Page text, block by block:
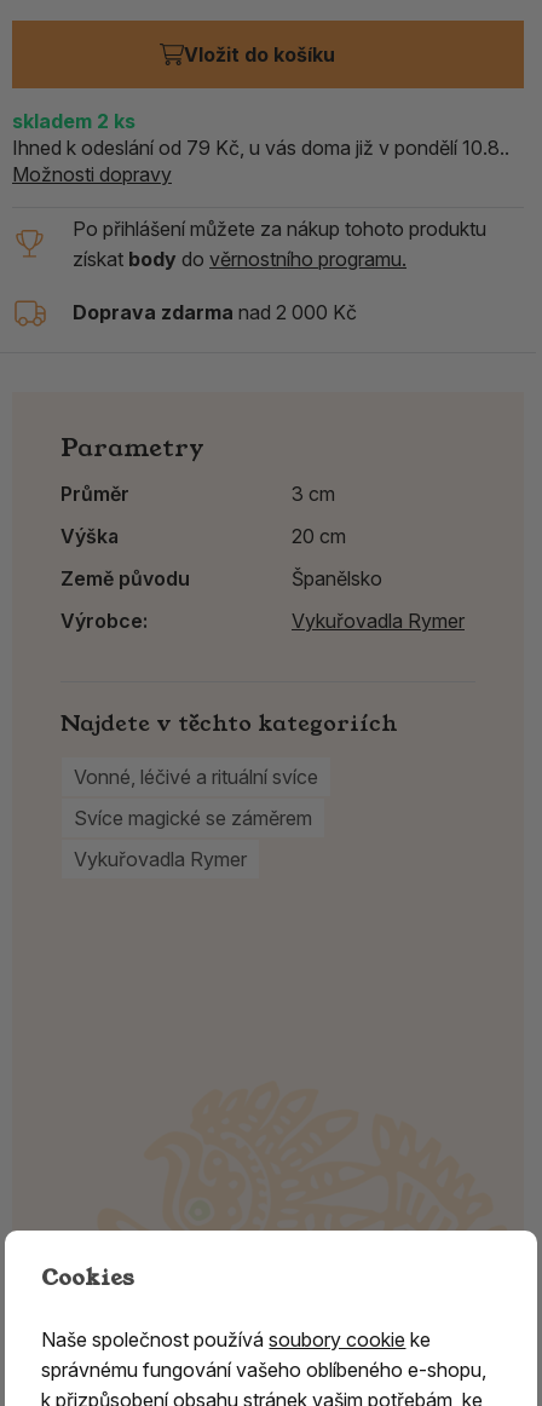
Vložit do košíku
skladem 2 ks
Ihned k odeslání od 79 Kč, u vás doma již v pondělí 10.8..
Možnosti dopravy
Po přihlášení můžete za nákup tohoto produktu
získat body do věrnostního programu.
Doprava zdarma nad 2 000 Kč
Parametry
Průměr
3 cm
Výška
20 cm
Země původu
Španělsko
Výrobce:
Vykuřovadla Rymer
Najdete v těchto kategoriích
Vonné, léčivé a rituální svíce
Svíce magické se záměrem
Vykuřovadla Rymer
Cookies
Naše společnost používásoubory cookie ke
správnému fungování vašeho oblíbeného e-shopu,
k přizpůsobení obsahu stránek vašim potřebám, ke